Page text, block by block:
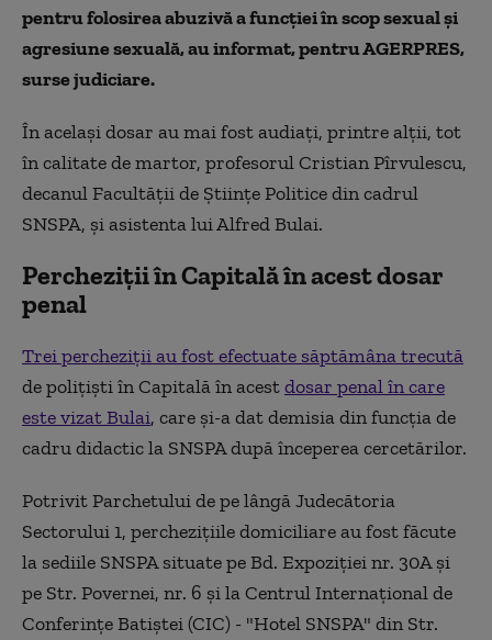
pentru folosirea abuzivă a funcţiei în scop sexual şi
agresiune sexuală, au informat, pentru AGERPRES,
surse judiciare.
În acelaşi dosar au mai fost audiaţi, printre alţii, tot
în calitate de martor, profesorul Cristian Pîrvulescu,
decanul Facultăţii de Ştiinţe Politice din cadrul
SNSPA, şi asistenta lui Alfred Bulai.
Percheziții în Capitală în acest dosar
penal
Trei percheziţii au fost efectuate săptămâna trecută
de poliţişti în Capitală în acestdosar penal în care
este vizat Bulai, care şi-a dat demisia din funcţia de
cadru didactic la SNSPA după începerea cercetărilor.
Potrivit Parchetului de pe lângă Judecătoria
Sectorului 1, percheziţiile domiciliare au fost făcute
la sediile SNSPA situate pe Bd. Expoziţiei nr. 30A şi
pe Str. Povernei, nr. 6 şi la Centrul Internaţional de
Conferinţe Batiştei (CIC) - "Hotel SNSPA" din Str.